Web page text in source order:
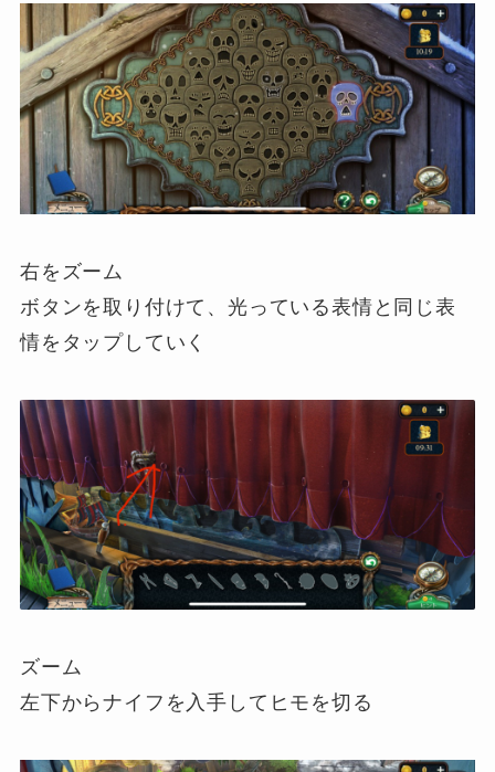
右をズーム
ボタンを取り付けて、光っている表情と同じ表
情をタップしていく
ズーム
左下からナイフを入手してヒモを切る